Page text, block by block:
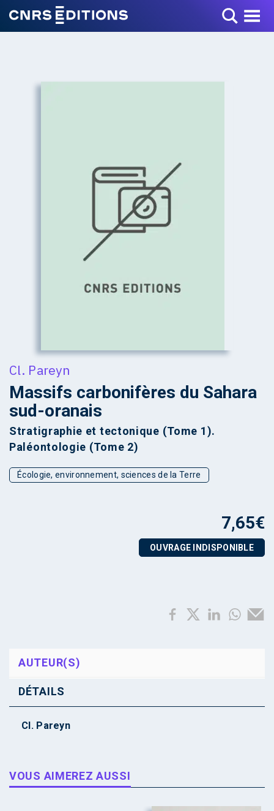
Toggle Menu
Cl. Pareyn
Massifs carbonifères du Sahara
sud-oranais
Stratigraphie et tectonique (Tome 1).
Paléontologie (Tome 2)
Écologie, environnement, sciences de la Terre
7,65€
OUVRAGE INDISPONIBLE
AUTEUR(S)
DÉTAILS
Cl. Pareyn
VOUS AIMEREZ AUSSI